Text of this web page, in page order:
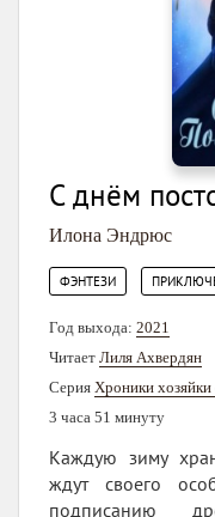
С днëм
Илона Эндрюс
ФЭНТЕЗИ
Год выхода: 2021
Читает Лиля Ахвердян
Серия Хроники
3 часа 51 минуту
Каждую зиму
ждут своего
подписанию